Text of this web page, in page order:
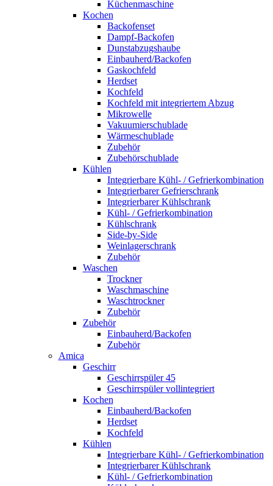
Küchenmaschine
Kochen
Backofenset
Dampf-Backofen
Dunstabzugshaube
Einbauherd/Backofen
Gaskochfeld
Herdset
Kochfeld
Kochfeld mit integriertem Abzug
Mikrowelle
Vakuumierschublade
Wärmeschublade
Zubehör
Zubehörschublade
Kühlen
Integrierbare Kühl- / Gefrierkombination
Integrierbarer Gefrierschrank
Integrierbarer Kühlschrank
Kühl- / Gefrierkombination
Kühlschrank
Side-by-Side
Weinlagerschrank
Zubehör
Waschen
Trockner
Waschmaschine
Waschtrockner
Zubehör
Zubehör
Einbauherd/Backofen
Zubehör
Amica
Geschirr
Geschirrspüler 45
Geschirrspüler vollintegriert
Kochen
Einbauherd/Backofen
Herdset
Kochfeld
Kühlen
Integrierbare Kühl- / Gefrierkombination
Integrierbarer Kühlschrank
Kühl- / Gefrierkombination